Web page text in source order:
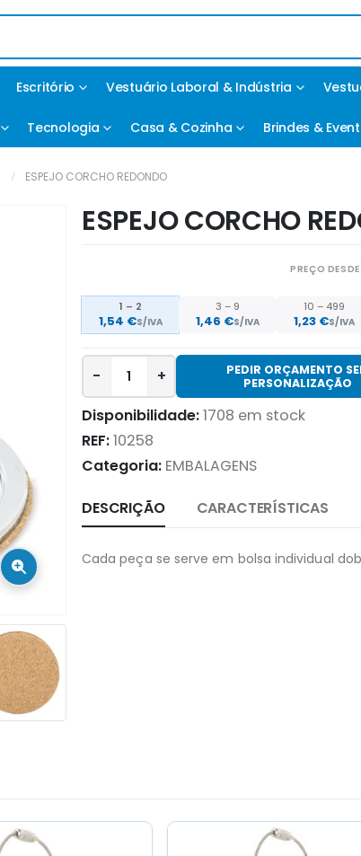
Escritório Vestuário Laboral & Indústria
Tecnologia Casa & Cozinha Brindes &
ESPEJO CORCHO REDONDO
ESPEJO CORCHO
PREÇO DESDE
1 – 2
1,54 €S/IVA
3 – 9
1,46 €S/IVA
10 – 499
1,23 €S/IVA
- +
PEDIR ORÇAMENTO
PERSONALIZAÇÃO
Disponibilidade:1708 em stock
REF:10258
Categoria: EMBALAGENS
DESCRIÇÃO CARACTERÍSTICAS
Cada peça se serve em bolsa individual